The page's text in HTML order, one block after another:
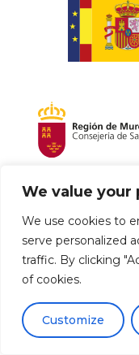
We value your
We use cookies to
serve personalized
traffic. By clicking
of cookies.
Customize
Política
Política de